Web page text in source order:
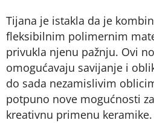
Tijana je istakla da je
fleksibilnim polimernim
privukla njenu pažnju. Ovi
omogućavaju savijanje i
do sada nezamislivim
potpuno nove mogućnosti
kreativnu primenu keramike.